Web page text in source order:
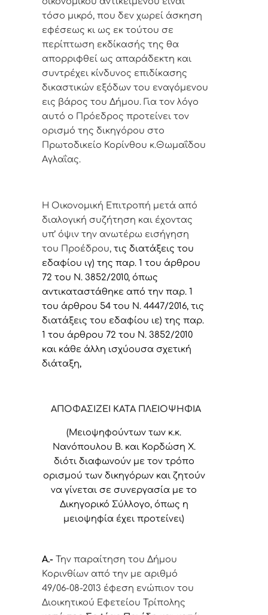
τόσο μικρό, που δεν χωρεί άσκηση
εφέσεως κι ως εκ τούτου σε
περίπτωση εκδίκασής της θα
απορριφθεί ως απαράδεκτη και
συντρέχει κίνδυνος επιδίκασης
δικαστικών εξόδων του εναγόμενου
εις βάρος του Δήμου. Για τον λόγο
αυτό ο Πρόεδρος προτείνει τον
ορισμό της δικηγόρου στο
Πρωτοδικείο Κορίνθου κ.Θωμαΐδου
Αγλαΐας.
Η Οικονομική Επιτροπή μετά από
διαλογική συζήτηση και έχοντας
υπ’ όψιν την ανωτέρω εισήγηση
του Προέδρου, τις διατάξεις του
εδαφίου ιγ) της παρ. 1 του άρθρου
72 του Ν. 3852/2010, όπως
αντικαταστάθηκε από την παρ. 1
του άρθρου 54 του Ν. 4447/2016, τις
διατάξεις του εδαφίου ιε) της παρ.
1 του άρθρου 72 του Ν. 3852/2010
και κάθε άλλη ισχύουσα σχετική
διάταξη,
ΑΠΟΦΑΣΙΖΕΙ ΚΑΤΑ ΠΛΕΙΟΨΗΦΙΑ
(Μειοψηφούντων των κ.κ.
Νανόπουλου Β. και Κορδώση Χ.
διότι διαφωνούν με τον τρόπο
ορισμού των δικηγόρων και ζητούν
να γίνεται σε συνεργασία με το
Δικηγορικό Σύλλογο, όπως η
μειοψηφία έχει προτείνει)
Α.- Την παραίτηση του Δήμου
Κορινθίων από την με αριθμό
49/06-08-2013 έφεση ενώπιον του
Διοικητικού Εφετείου Τρίπολης